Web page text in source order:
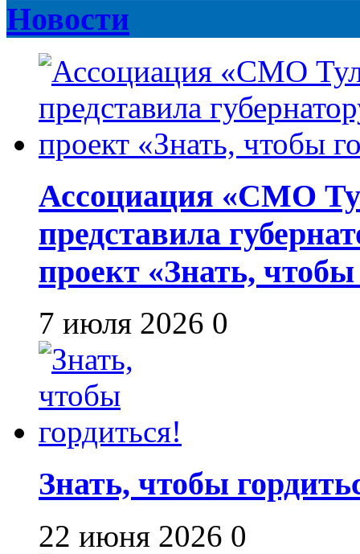
Новости
Ассоциация «СМО
представила
проект «Знать,
7 июля 2026 0
Знать, чтобы
22 июня 2026 0